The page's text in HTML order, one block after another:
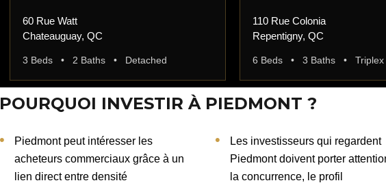
60 Rue Watt
Chateauguay, QC
3 Beds • 2 Baths • Detached
110 Rue Colonia
Repentigny, QC
6 Beds • 3 Baths • Triplex
POURQUOI INVESTIR À PIEDMONT ?
Piedmont peut intéresser les
acheteurs commerciaux grâce à un
lien direct entre densité
Les investisseurs qui regardent
Piedmont doivent porter
la concurrence, le profil